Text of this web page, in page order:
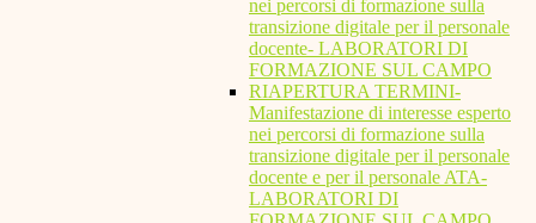
nei percorsi di formazione sulla
transizione digitale per il personale
docente- LABORATORI DI
FORMAZIONE SUL CAMPO
RIAPERTURA TERMINI-
Manifestazione di interesse esperto
nei percorsi di formazione sulla
transizione digitale per il personale
docente e per il personale ATA-
LABORATORI DI